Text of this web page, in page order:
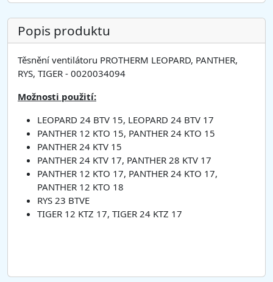
Popis produktu
Těsnění ventilátoru PROTHERM LEOPARD, PANTHER,
RYS, TIGER - 0020034094
Možnosti použití:
LEOPARD 24 BTV 15, LEOPARD 24 BTV 17
PANTHER 12 KTO 15, PANTHER 24 KTO 15
PANTHER 24 KTV 15
PANTHER 24 KTV 17, PANTHER 28 KTV 17
PANTHER 12 KTO 17, PANTHER 24 KTO 17,
PANTHER 12 KTO 18
RYS 23 BTVE
TIGER 12 KTZ 17, TIGER 24 KTZ 17